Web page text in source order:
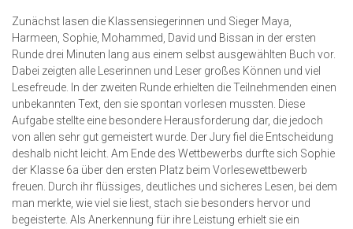
Zunächst lasen die Klassensiegerinnen und Sieger Maya,
Harmeen, Sophie, Mohammed, David und Bissan in der ersten
Runde drei Minuten lang aus einem selbst ausgewählten Buch vor.
Dabei zeigten alle Leserinnen und Leser großes Können und viel
Lesefreude. In der zweiten Runde erhielten die Teilnehmenden einen
unbekannten Text, den sie spontan vorlesen mussten. Diese
Aufgabe stellte eine besondere Herausforderung dar, die jedoch
von allen sehr gut gemeistert wurde. Der Jury fiel die Entscheidung
deshalb nicht leicht. Am Ende des Wettbewerbs durfte sich Sophie
der Klasse 6a über den ersten Platz beim Vorlesewettbewerb
freuen. Durch ihr flüssiges, deutliches und sicheres Lesen, bei dem
man merkte, wie viel sie liest, stach sie besonders hervor und
begeisterte. Als Anerkennung für ihre Leistung erhielt sie ein